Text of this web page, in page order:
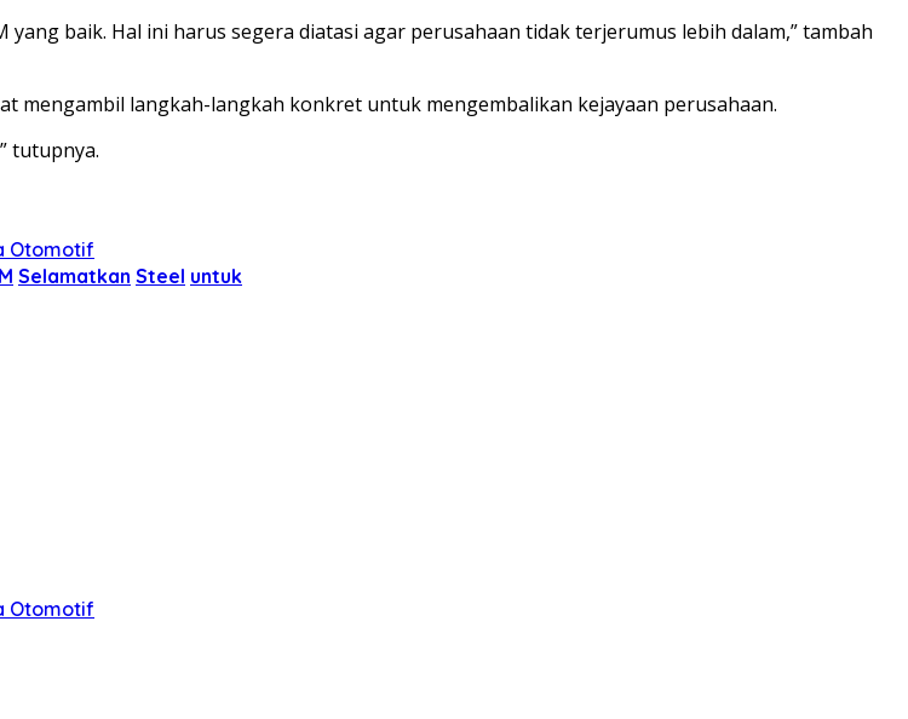
baik. Hal ini harus segera diatasi agar perusahaan tidak terjerumus lebih dalam,” tambah
mengambil langkah-langkah konkret untuk mengembalikan kejayaan perusahaan.
tutupnya.
Otomotif
Selamatkan Steel untuk
Otomotif